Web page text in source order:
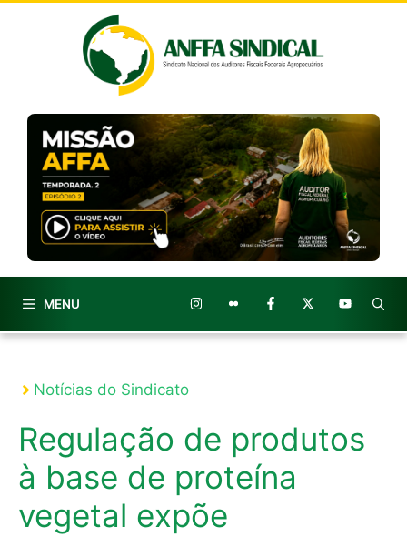
MENU
Notícias do Sindicato
Regulação de produtos
à base de proteína
vegetal expõe